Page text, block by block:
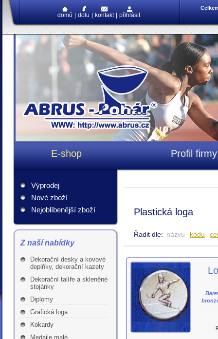
domů dolu kontakt přihlásit
E-shop Profil firmy
Výprodej
Nové zboží
Nejoblíbenější zboží
Z naší nabídky
Dekorační desky a kovové
doplňky, dekorační kazety
Dekorační talíře a skleněné
stojánky
Diplomy
Grafická loga
Kokardy
Medaile malé
Plastická loga
Řadit dle: názvu kódu